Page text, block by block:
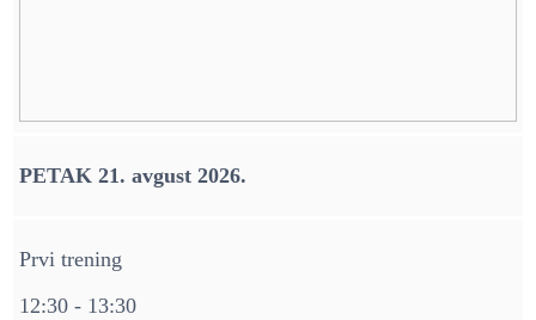
PETAK 21. avgust 2026.
Prvi trening
12:30 - 13:30